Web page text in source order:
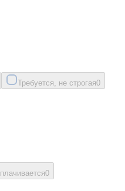
Требуется, не строгая0
0